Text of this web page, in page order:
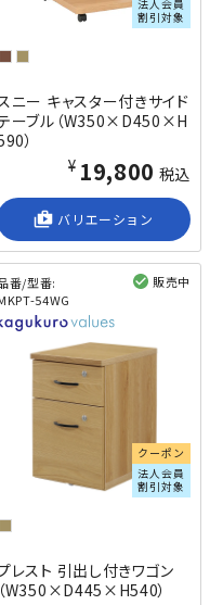
法人会員
割引対象
ニー キャスター付きサイド
ーブル（W350×D450×H
）
¥19,800 税込
shop_2 バリエーション
番/型番:
54WG
販売中
クーポン
法人会員
割引対象
レスト 引出し付きワゴン
（W350×D445×H540）